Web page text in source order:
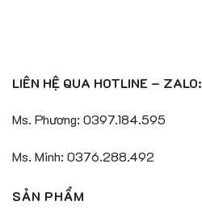
LIÊN HỆ QUA HOTLINE – ZALO:
Ms. Phương: 0397.184.595
Ms. Minh: 0376.288.492
SẢN PHẨM